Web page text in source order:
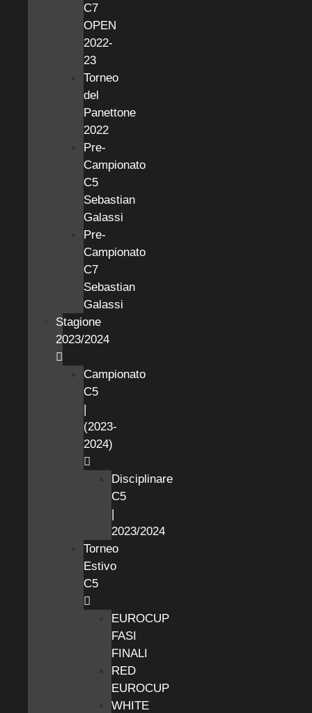
C7
OPEN
2022-
23
Torneo
del
Panettone
2022
Pre-
Campionato
C5
Sebastian
Galassi
Pre-
Campionato
C7
Sebastian
Galassi
Stagione
2023/2024
Campionato
C5
|
(2023-
2024)
Disciplinare
C5
|
2023/2024
Torneo
Estivo
C5
EUROCUP
FASI
FINALI
RED
EUROCUP
WHITE